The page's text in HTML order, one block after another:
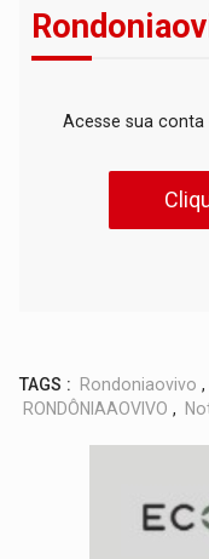
Acesse sua
TAGS : Rondoniaovivo ,
RONDÔNIAAOVIVO ,